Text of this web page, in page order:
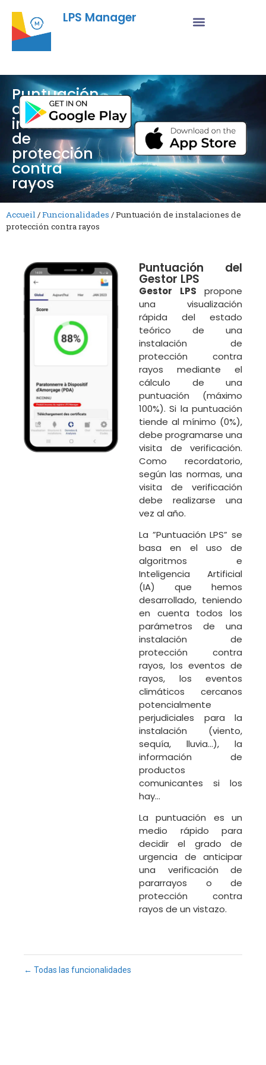
LPS Manager
Puntuación
de
instalaciones
de
protección
contra
rayos
Accueil /Funcionalidades /Puntuación de instalaciones de
protección contra rayos
Puntuación del
Gestor LPS
Gestor LPS propone
una visualización
rápida del estado
teórico de una
instalación de
protección contra
rayos mediante el
cálculo de una
puntuación (máximo
100%). Si la puntuación
tiende al mínimo (0%),
debe programarse una
visita de verificación.
Como recordatorio,
según las normas, una
visita de verificación
debe realizarse una
vez al año.
La ”Puntuación LPS” se
basa en el uso de
algoritmos e
Inteligencia Artificial
(IA) que hemos
desarrollado, teniendo
en cuenta todos los
parámetros de una
instalación de
protección contra
rayos, los eventos de
rayos, los eventos
climáticos cercanos
potencialmente
perjudiciales para la
instalación (viento,
sequía, lluvia…), la
información de
productos
comunicantes si los
hay…
La puntuación es un
medio rápido para
decidir el grado de
urgencia de anticipar
una verificación de
pararrayos o de
protección contra
rayos de un vistazo.
← Todas las funcionalidades